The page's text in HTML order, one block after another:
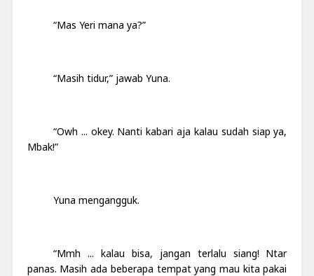
“Mas Yeri mana ya?”
“Masih tidur,” jawab Yuna.
“Owh ... okey. Nanti kabari aja kalau sudah siap ya,
Mbak!”
Yuna mengangguk.
“Mmh ... kalau bisa, jangan terlalu siang! Ntar
panas. Masih ada beberapa tempat yang mau kita pakai